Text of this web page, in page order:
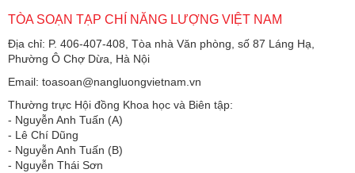
TÒA SOẠN TẠP CHÍ NĂNG LƯỢNG VIỆT NAM
Địa chỉ: P. 406-407-408, Tòa nhà Văn phòng, số 87 Láng Hạ,
Phường Ô Chợ Dừa, Hà Nội
Email: toasoan@nangluongvietnam.vn
Thường trực Hội đồng Khoa học và Biên tập:
​​​​​​- Nguyễn Anh Tuấn (A)
- Lê Chí Dũng
- Nguyễn Anh Tuấn (B)
- Nguyễn Thái Sơn